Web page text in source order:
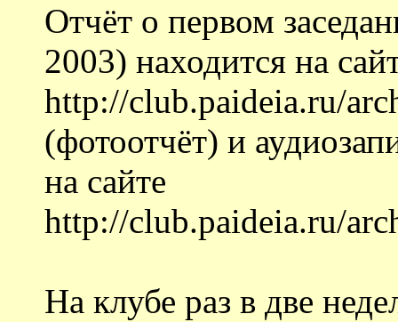
Отчёт о первом
2003) находится на
http://club.paideia.ru/
(фотоотчёт) и
на сайте
http://club.paideia.ru/
На клубе раз в две